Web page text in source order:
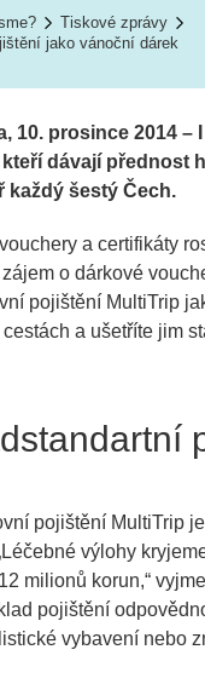
Tiskové zprávy
jako vánoční dárek
10. prosince 2014
dávají přednost
každý šestý Čech.
a certifikáty
o dárkové
pojištění MultiTrip
a ušetříte jim
pojištění MultiTrip
Léčebné výlohy
milionů korun,“
pojištění
vybavení nebo